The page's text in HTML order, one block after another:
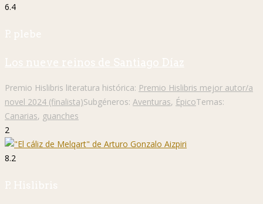
6.4
P. plebe
Los nueve reinos de Santiago Díaz
Premio Hislibris literatura histórica: Premio Hislibris mejor autor/a
novel 2024 (finalista)Subgéneros: Aventuras, ÉpicoTemas:
Canarias, guanches
2
8.2
P. Hislibris